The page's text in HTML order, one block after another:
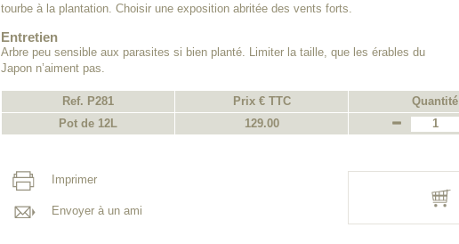
tourbe à la plantation. Choisir une exposition abritée des vents forts.
Entretien
Arbre peu sensible aux parasites si bien planté. Limiter la taille, que les érables du
Japon n’aiment pas.
Ref. P281 Prix € TTC Quantité
Pot de 12L
129.00
Imprimer
Envoyer à un ami